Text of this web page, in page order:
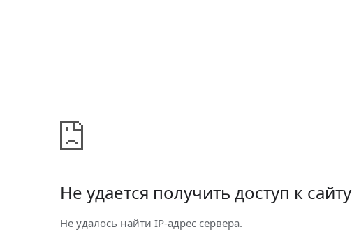
Не удается получить доступ к сайту
Не удалось найти IP-адрес сервера.